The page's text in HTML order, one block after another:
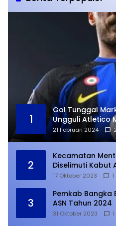
1
Gol Tunggal
Ungguli Atletico
21 Februari 2024
2
Kecamatan
Diselimuti Kabut
17 Oktober 2023 1
3
Pemkab Bangka
ASN Tahun 2024
31 Oktober 2023 1